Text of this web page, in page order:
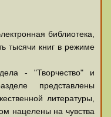
библиотека,
тысячи книг в режиме
- "Творчество" и
представлены
литературы,
нацелены на чувства